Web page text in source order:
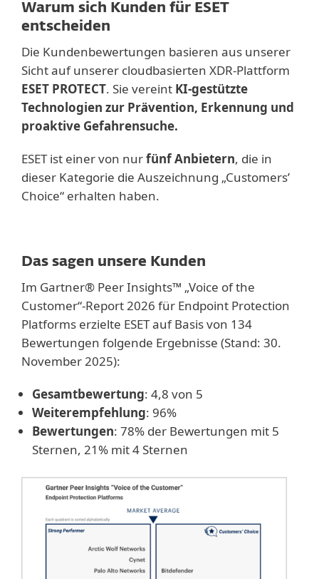
Warum sich Kunden für ESET
entscheiden
Die Kundenbewertungen basieren aus unserer
Sicht auf unserer cloudbasierten XDR-Plattform
ESET PROTECT. Sie vereint KI-gestützte
Technologien zur Prävention, Erkennung und
proaktive Gefahrensuche.
ESET ist einer von nurfünf Anbietern, die in
dieser Kategorie die Auszeichnung „Customers’
Choice“ erhalten haben.
Das sagen unsere Kunden
Im Gartner® Peer Insights™ „Voice of the
Customer“‑Report 2026 für Endpoint Protection
Platforms erzielte ESET auf Basis von 134
Bewertungen folgende Ergebnisse (Stand: 30.
November 2025):
Gesamtbewertung: 4,8 von 5
Weiterempfehlung: 96%
Bewertungen: 78% der Bewertungen mit 5
Sternen, 21% mit 4 Sternen